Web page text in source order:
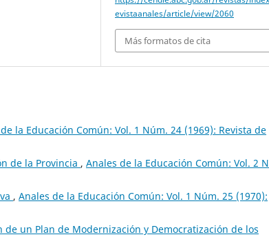
evistaanales/article/view/2060
Más formatos de cita
la Educación Común: Vol. 1 Núm. 24 (1969): Revista de
de la Provincia , Anales de la Educación Común: Vol. 2
, Anales de la Educación Común: Vol. 1 Núm. 25 (1970):
un Plan de Modernización y Democratización de los